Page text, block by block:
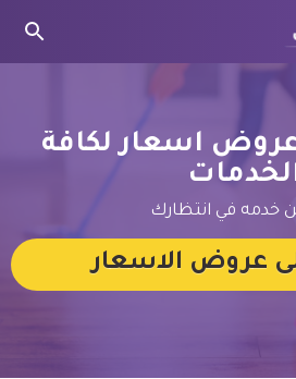
اسعار لكافة
خدمه في انتظارك
عروض الاسعار